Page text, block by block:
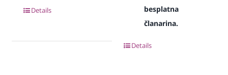
Details
besplatna
članarina.
Details